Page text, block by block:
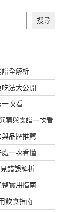
搜尋
譜全解析
法大公開
一次看
購與食譜一次看
品牌推薦
一次看懂
錯誤解析
實用指南
飲食指南